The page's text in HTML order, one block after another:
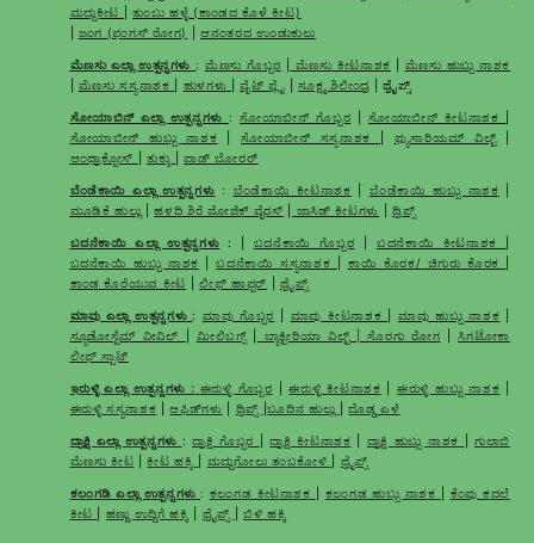
ಮದ್ದುಕೀಟ
|ತುಂಬು ಹಳ್ಳೆ (ಕಾಂಡದ ಕೊಳೆ ಕೀಟ)
ಜಂಗ (ಫಂಗಸ್ ರೋಗ) |ಆನಂತರದ ಉಂಡುಕುಲು
ಮೆಣಸು ಎಲ್ಲಾ ಉತ್ಪನ್ನಗಳು : ಮೆಣಸು ಗೊಬ್ಬರ ಮೆಣಸು ಕೀಟನಾಶಕ
ಮೆಣಸು ಹುಬ್ಬು ನಾಶಕ
ಮೆಣಸು ಸಸ್ಯನಾಶಕ ಹುಳಗಳು |ವೈಟ್ ಫ್ಲೈ |ಸೂಕ್ಷ್ಮ ಶಿಲೀಂಧ್ರ | ಥ್ರೈಪ್ಸ್
ಸೋಯಾಬಿನ್ ಎಲ್ಲಾ ಉತ್ಪನ್ನಗಳು : ಸೋಯಾಬೀನ್ ಗೊಬ್ಬರ |ಸೋಯಾಬೀನ್ ಕೀಟನಾಶಕ
ಸೋಯಾಬೀನ್ ಹುಬ್ಬು ನಾಶಕ |ಸೋಯಾಬೀನ್ ಸಸ್ಯನಾಶಕ ಫ್ಯುಸಾರಿಯಮ್ ವಿಲ್ಟ್
ಆಂಥ್ರಾಕ್ನೋಸ್
|ತುಕ್ಕು |ಪಾಡ್ ಬೋರರ್
ಬೆಂಡೆಕಾಯಿ ಎಲ್ಲಾ ಉತ್ಪನ್ನಗಳು : ಬೆಂಡೆಕಾಯಿ ಕೀಟನಾಶಕ ಬೆಂಡೆಕಾಯಿ ಹುಬ್ಬು ನಾಶಕ
ಮೂಡಿಕೆ ಹುಲ್ಲು |ಹಳದಿ ಶಿರೆ ಮೋಜಿಕ್ ವೈರಸ್ ಜಾಸಿಡ್ ಕೀಟಗಳು ಥ್ರಿಪ್ಸ್
ಬದನೆಕಾಯಿ ಎಲ್ಲಾ ಉತ್ಪನ್ನಗಳು : | ಬದನೆಕಾಯಿ ಗೊಬ್ಬರ ಬದನೆಕಾಯಿ ಕೀಟನಾಶಕ
ಬದನೆಕಾಯಿ ಹುಬ್ಬು ನಾಶಕ |ಬದನೆಕಾಯಿ ಸಸ್ಯನಾಶಕ ಕಾಯಿ ಕೊರಕ/ ಚಿಗುರು ಕೊರಕ
ಕಾಂಡ ಕೊರೆಯುವ ಕೀಟ |ಲೀಫ್ ಹಾಪ್ಪರ್ |ಥ್ರೈಪ್ಸ್
ಮಾವು ಎಲ್ಲಾ ಉತ್ಪನ್ನಗಳು : ಮಾವು ಗೊಬ್ಬರ ಮಾವು ಕೀಟನಾಶಕ ಮಾವು ಹುಬ್ಬು ನಾಶಕ
ಸ್ಯೂಡೋಸ್ಟೆಮ್ ವೀವಿಲ್
ಮೀಲಿಬಗ್ಸ್ ಬ್ಯಾಕ್ಟೀರಿಯಾ ವಿಲ್ಟ್ | ಸೊರಗು ರೋಗ |ಸಿಗಟೋಕಾ
ಲೀಫ್ ಸ್ಪಾಟ್
ಇರುಳ್ಳಿ ಎಲ್ಲಾ ಉತ್ಪನ್ನಗಳು : ಈರುಳ್ಳಿ ಗೊಬ್ಬರ |ಈರುಳ್ಳಿ ಕೀಟನಾಶಕ |ಈರುಳ್ಳಿ ಹುಬ್ಬು ನಾಶಕ
ಈರುಳ್ಳಿ ಸಸ್ಯನಾಶಕ |ಆಫಿಡ್‌ಗಳು ಥ್ರಿಪ್ಸ್ |ಬೂದಿನ ಹುಲ್ಲು |ದೊಡ್ಡ ಎಳೆ
ದ್ರಾಕ್ಷಿ ಎಲ್ಲಾ ಉತ್ಪನ್ನಗಳು :ದ್ರಾಕ್ಷಿ ಗೊಬ್ಬರ |ದ್ರಾಕ್ಷಿ ಕೀಟನಾಶಕ ದ್ರಾಕ್ಷಿ ಹುಬ್ಬು ನಾಶಕ |ಗುಲಾಬಿ
ಮೆಣಸು ಕೀಟ |ಕೀಟ ಹಕ್ಕಿ ಮದ್ದುಗೋಲು ತಂಬಕೋಳಿ ಥ್ರೈಪ್ಸ್
ಕಲಂಗಡಿ ಎಲ್ಲಾ ಉತ್ಪನ್ನಗಳು : ಕಲಂಗಡ ಕೀಟನಾಶಕ ಕಲಂಗಡ ಹುಬ್ಬು ನಾಶಕ
ಕೆಂಪು ಕದಲೆ
ಕೀಟ
ಹಣ್ಣು ಉದ್ದಿಗೆ ಹಕ್ಕಿ ಥ್ರೈಪ್ಸ್ |ಬಿಳಿ ಹಕ್ಕಿ